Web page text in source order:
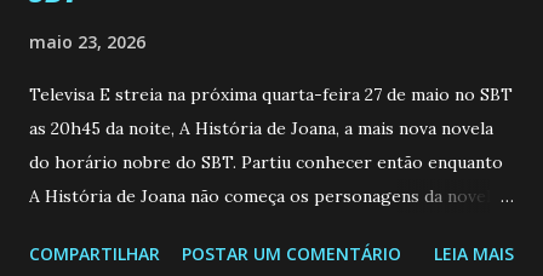
maio 23, 2026
Televisa E streia na próxima quarta-feira 27 de maio no SBT
as 20h45 da noite, A História de Joana, a mais nova novela
do horário nobre do SBT. Partiu conhecer então enquanto
A História de Joana não começa os personagens da novela?
de 25/05/26 a 31/05/26 JOANA GUADALUPE (Camila
COMPARTILHAR POSTAR UM COMENTÁRIO LEIA MAIS